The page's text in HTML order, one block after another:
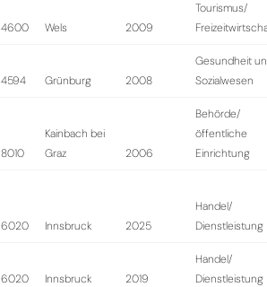
4600 Wels 2009
Tourismus/
4594 Grünburg 2008
Gesundheit
Sozialwesen
8010
Kainbach bei
Graz
2006
Behörde/
öffentliche
Einrichtung
6020 Innsbruck 2025
Handel/
Dienstleistung
6020 Innsbruck 2019
Handel/
Dienstleistung